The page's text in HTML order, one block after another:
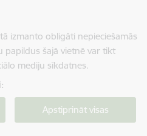
izmanto obligāti nepieciešamās
papildus šajā vietnē var tikt
mediju sīkdatnes.
Apstiprināt visas